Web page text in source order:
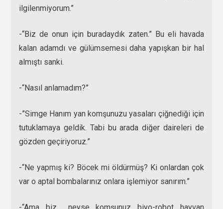
ilgilenmiyorum.”
-“Biz de onun için buradaydık zaten.” Bu eli havada
kalan adamdı ve gülümsemesi daha yapışkan bir hal
almıştı sanki.
-“Nasıl anlamadım?”
-”Simge Hanım yan komşunuzu yasaları çiğnediği için
tutuklamaya geldik. Tabi bu arada diğer daireleri de
gözden geçiriyoruz.”
-“Ne yapmış ki? Böcek mi öldürmüş? Ki onlardan çok
var o aptal bombalarınız onlara işlemiyor sanırım.”